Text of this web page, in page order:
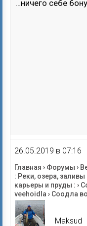
…ничего себе
26.05.2019 в 07:16
Главная › Форумы ›
: Реки, озера, заливы
карьеры и пруды : ›
veehoidla › Соодла
Maksud